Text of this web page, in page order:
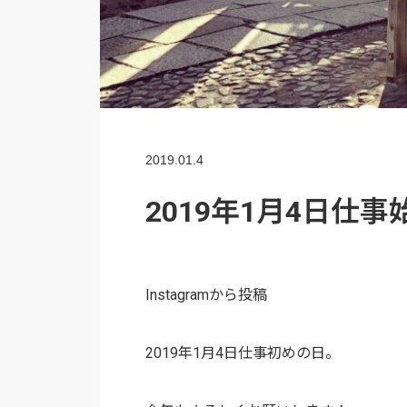
2019.01.4
2019年1月4日仕事
Instagramから投稿
2019年1月4日仕事初めの日。